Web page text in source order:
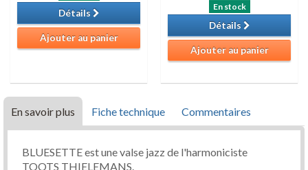
Détails
Ajouter au panier
En stock
Détails
Ajouter au panier
En savoir plus Fiche technique Commentaires
BLUESETTE est une valse jazz de l'harmoniciste
TOOTS THIELEMANS.